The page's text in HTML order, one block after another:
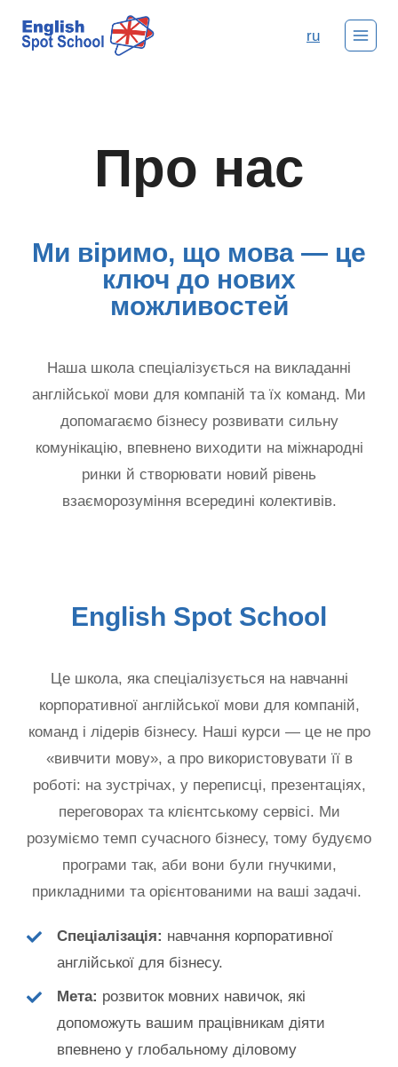
ru
Про нас
Ми віримо, що мова — це
ключ до нових
можливостей
Наша школа спеціалізується на викладанні
англійської мови для компаній та їх команд. Ми
допомагаємо бізнесу розвивати сильну
комунікацію, впевнено виходити на міжнародні
ринки й створювати новий рівень
взаєморозуміння всередині колективів.
English Spot School
Це школа, яка спеціалізується на навчанні
корпоративної англійської мови для компаній,
команд і лідерів бізнесу. Наші курси — це не про
«вивчити мову», а про використовувати її в
роботі: на зустрічах, у переписці, презентаціях,
переговорах та клієнтському сервісі. Ми
розуміємо темп сучасного бізнесу, тому будуємо
програми так, аби вони були гнучкими,
прикладними та орієнтованими на ваші задачі.
Спеціалізація: навчання корпоративної
англійської для бізнесу.
Мета: розвиток мовних навичок, які
допоможуть вашим працівникам діяти
впевнено у глобальному діловому